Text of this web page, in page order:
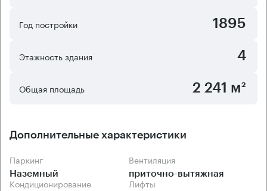
Год постройки 1895
Этажность здания 4
Общая площадь 2 241 м²
Дополнительные характеристики
Паркинг
Наземный
Вентиляция
приточно-вытяжная
Кондиционирование Лифты